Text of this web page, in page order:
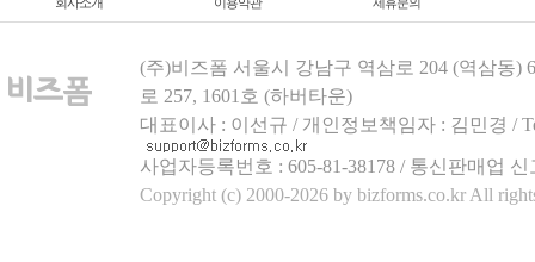
(주)비즈폼 서울시 강남구 역삼로 204 (역삼동)
로 257, 1601호 (하버타운)
대표이사 : 이선규 / 개인정보책임자 : 김민경 /
사업자등록번호 : 605-81-38178 / 통신판매업
Copyright (c) 2000-2026 by bizforms.co.kr All